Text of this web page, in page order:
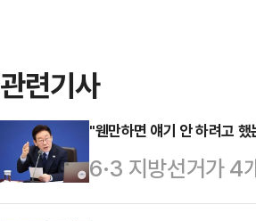
관련기사
"웬만하면 얘기 안 하려고
6·3 지방선거가 4
도를 질타하며 작